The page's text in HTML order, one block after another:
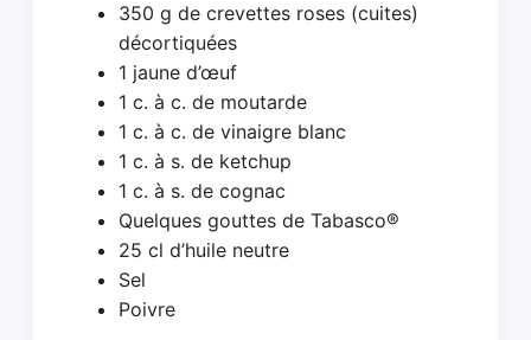
350 g de crevettes roses (cuites)
décortiquées
1 jaune d’œuf
1 c. à c. de moutarde
1 c. à c. de vinaigre blanc
1 c. à s. de ketchup
1 c. à s. de cognac
Quelques gouttes de Tabasco®
25 cl d’huile neutre
Sel
Poivre